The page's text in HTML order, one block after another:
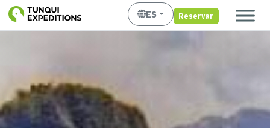
ES Reservar